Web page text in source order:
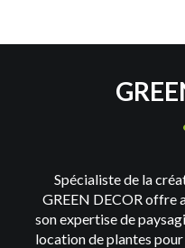
Spécialiste de la
GREEN DECOR offre
son expertise de
location de plantes